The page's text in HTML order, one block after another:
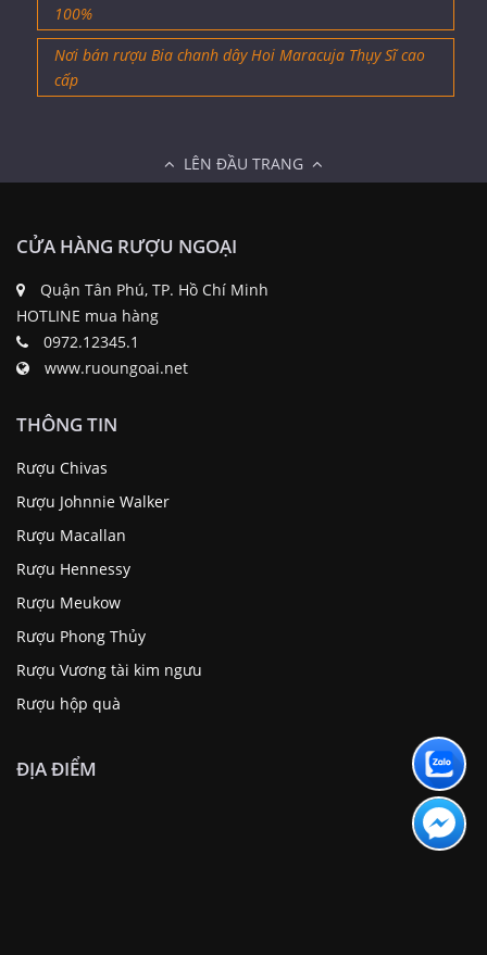
100%
Nơi bán rượu Bia chanh dây Hoi Maracuja Thụy Sĩ cao
cấp
LÊN ĐẦU TRANG
CỬA HÀNG RƯỢU NGOẠI
Quận Tân Phú, TP. Hồ Chí Minh
HOTLINE mua hàng
0972.12345.1
www.ruoungoai.net
THÔNG TIN
Rượu Chivas
Rượu Johnnie Walker
Rượu Macallan
Rượu Hennessy
Rượu Meukow
Rượu Phong Thủy
Rượu Vương tài kim ngưu
Rượu hộp quà
ĐỊA ĐIỂM